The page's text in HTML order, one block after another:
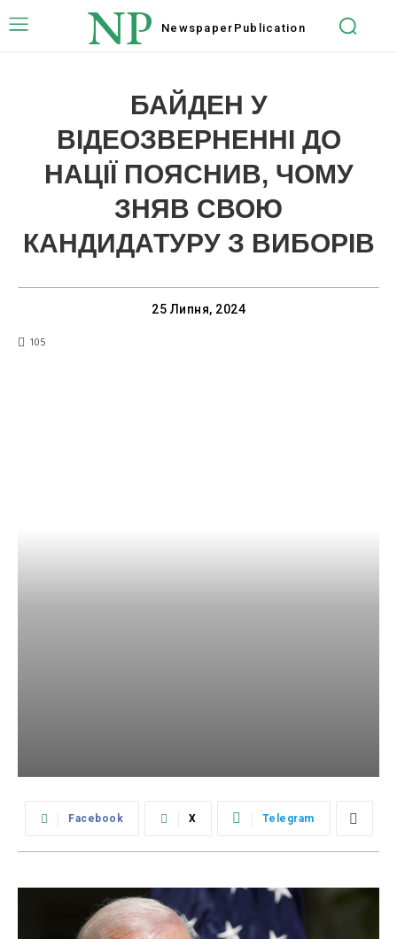
NP Newspaper Publication
БАЙДЕН У
ВІДЕОЗВЕРНЕННІ ДО
НАЦІЇ ПОЯСНИВ, ЧОМУ
ЗНЯВ СВОЮ
КАНДИДАТУРУ З ВИБОРІВ
25 Липня, 2024
105
Facebook X Telegram